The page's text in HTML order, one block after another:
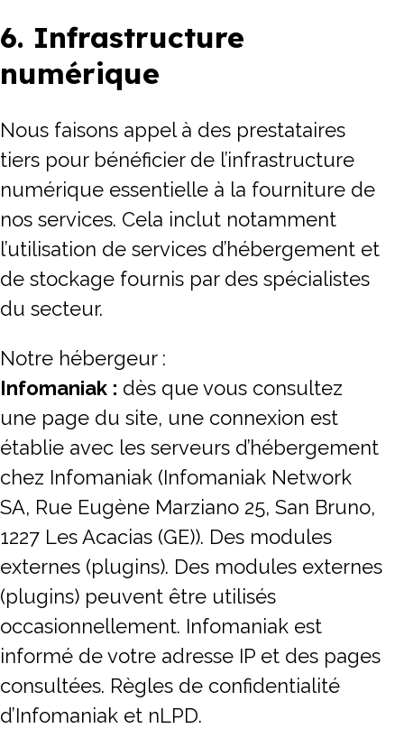
6. Infrastructure
numérique
Nous faisons appel à des prestataires
tiers pour bénéficier de l’infrastructure
numérique essentielle à la fourniture de
nos services. Cela inclut notamment
l’utilisation de services d’hébergement et
de stockage fournis par des spécialistes
du secteur.
Notre hébergeur :
Infomaniak : dès que vous consultez
une page du site, une connexion est
établie avec les serveurs d’hébergement
chez Infomaniak (Infomaniak Network
SA, Rue Eugène Marziano 25, San Bruno,
1227 Les Acacias (GE)). Des modules
externes (plugins). Des modules externes
(plugins) peuvent être utilisés
occasionnellement. Infomaniak est
informé de votre adresse IP et des pages
consultées. Règles de confidentialité
d’Infomaniak et nLPD.